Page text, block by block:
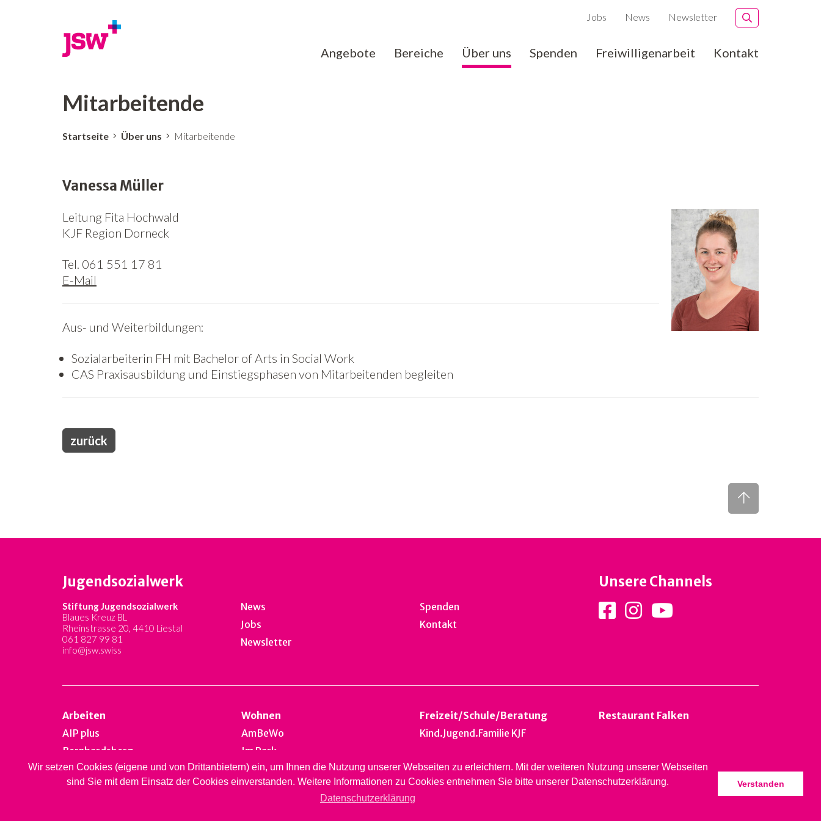
Wir setzen Cookies (eigene und von Drittanbietern) ein, um Ihnen die Nutzung unserer Webseiten zu erleichtern. Mit der weiteren Nutzung unserer Webseiten
sind Sie mit dem Einsatz der Cookies einverstanden. Weitere Informationen zu Cookies entnehmen Sie bitte unserer Datenschutzerklärung.
Datenschutzerklärung
Verstanden
Jobs News Newsletter
Angebote Bereiche Über uns Spenden Freiwilligenarbeit Kontakt
Mitarbeitende
Startseite Über uns Mitarbeitende
Vanessa Müller
Leitung Fita Hochwald
KJF Region Dorneck
Tel. 061 551 17 81
E-Mail
Aus- und Weiterbildungen:
Sozialarbeiterin FH mit Bachelor of Arts in Social Work
CAS Praxisausbildung und Einstiegsphasen von Mitarbeitenden begleiten
zurück
Jugendsozialwerk
Stiftung Jugendsozialwerk
Blaues Kreuz BL
Rheinstrasse 20, 4410 Liestal
061 827 99 81
info@jsw.swiss
News
Jobs
Newsletter
Spenden
Kontakt
Unsere Channels
Arbeiten
AIP plus
Bernhardsberg
Take off
Brockenhallen
Wohnen
AmBeWo
Im Park
Falkennest
Bernhardsberg
Freizeit/Schule/Beratung
Kind.Jugend.Familie KJF
Restaurant Falken